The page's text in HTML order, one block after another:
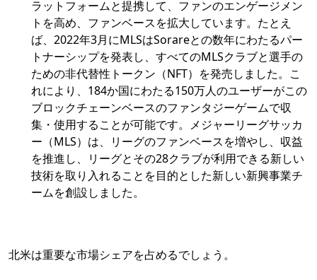
ラットフォームと提携して、ファンのエンゲージメン
トを高め、ファンベースを拡大しています。たとえ
ば、2022年3月にMLSはSorareとの数年にわたるパー
トナーシップを発表し、すべてのMLSクラブと選手の
ための非代替性トークン（NFT）を発売しました。こ
れにより、184か国にわたる150万人のユーザーがこの
ブロックチェーンベースのファンタジーゲームで収
集・使用することが可能です。メジャーリーグサッカ
ー（MLS）は、リーグのファンベースを増やし、収益
を推進し、リーグとその28クラブが利用できる新しい
技術を取り入れることを目的とした新しい新興事業チ
ームを創設しました。
北米は重要な市場シェアを占めるでしょう。